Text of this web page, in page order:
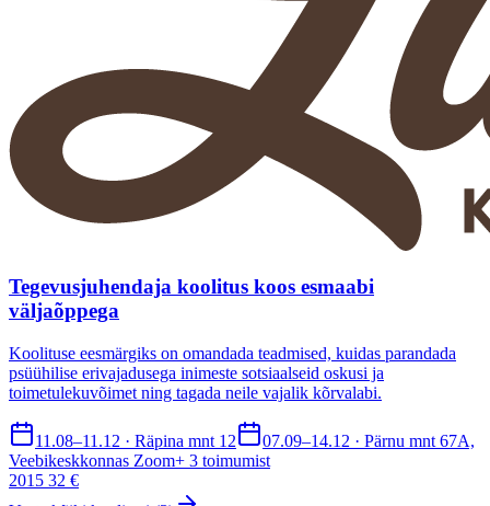
Tegevusjuhendaja koolitus koos esmaabi
väljaõppega
Koolituse eesmärgiks on omandada teadmised, kuidas parandada
psüühilise erivajadusega inimeste sotsiaalseid oskusi ja
toimetulekuvõimet ning tagada neile vajalik kõrvalabi.
11.08–11.12 · Räpina mnt 12
07.09–14.12 · Pärnu mnt 67A,
Veebikeskkonnas Zoom+ 3 toimumist
2015 32 €